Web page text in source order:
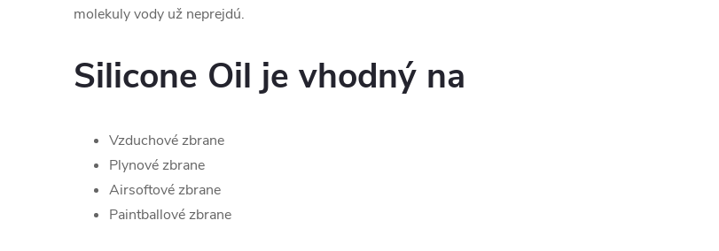
molekuly vody už neprejdú.
Silicone Oil je vhodný na
Vzduchové zbrane
Plynové zbrane
Airsoftové zbrane
Paintballové zbrane